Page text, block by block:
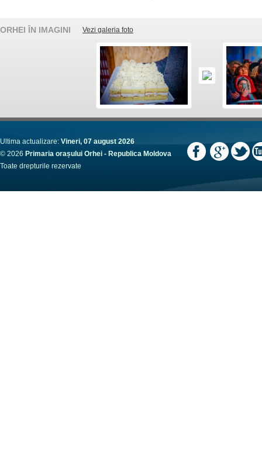
ORHEI ÎN IMAGINI Vezi galeria foto
Ultima actualizare: Vineri, 07 august 2026
© 2026 Primaria orașului Orhei - Republica Moldova
Toate drepturile rezervate